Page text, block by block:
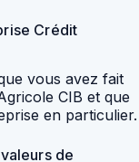
Crédit
vous avez fait
CIB et que
en particulier.
de